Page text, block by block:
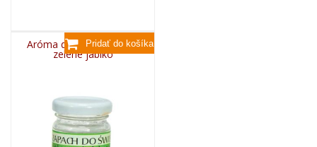
Aróma do sviečok, 25g -
zelené jablko